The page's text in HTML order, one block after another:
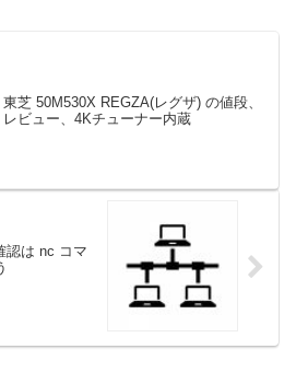
東芝 50M530X REGZA(レグザ) の値段、
レビュー、4Kチューナー内蔵
認は nc コマ